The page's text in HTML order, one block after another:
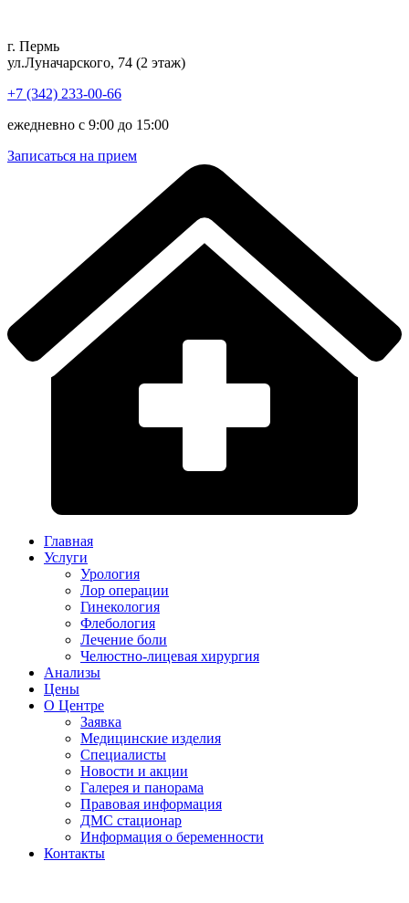
содержимому
г. Пермь
ул.Луначарского, 74 (2 этаж)
+7 (342) 233-00-66
ежедневно с 9:00 до 15:00
Записаться на прием
Главная
Услуги
Урология
Лор операции
Гинекология
Флебология
Лечение боли
Челюстно-лицевая хирургия
Анализы
Цены
О Центре
Заявка
Медицинские изделия
Специалисты
Новости и акции
Галерея и панорама
Правовая информация
ДМС стационар
Информация о беременности
Контакты